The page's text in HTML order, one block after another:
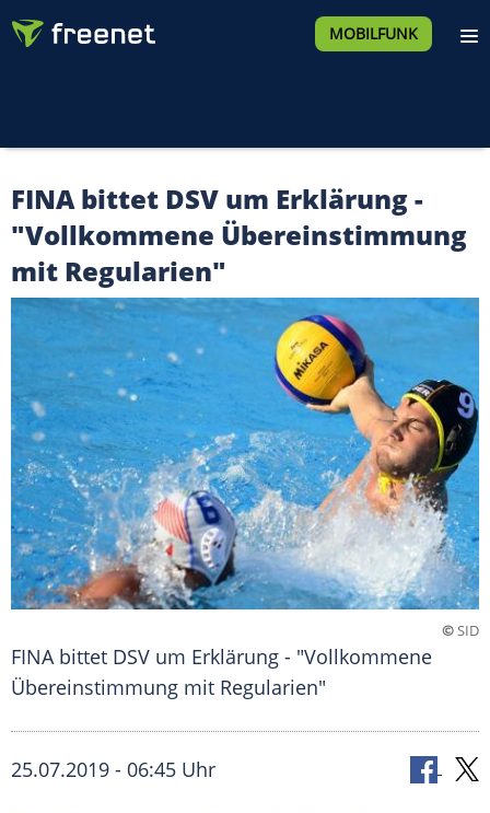
MOBILFUNK
FINA bittet DSV um Erklärung -
"Vollkommene Übereinstimmung
mit Regularien"
©SID
FINA bittet DSV um Erklärung - "Vollkommene
Übereinstimmung mit Regularien"
25.07.2019 - 06:45 Uhr